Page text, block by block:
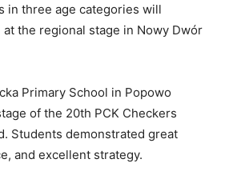
in three age categories will
the regional stage in Nowy Dwór
Primary School in Popowo
of the 20th PCK Checkers
Students demonstrated great
and excellent strategy.